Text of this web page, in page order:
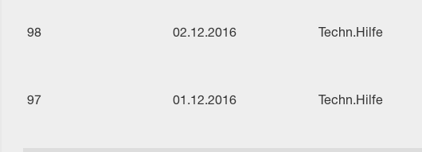
98 02.12.2016 Techn.Hilfe
97 01.12.2016 Techn.Hilfe